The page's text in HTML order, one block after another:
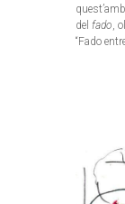
del fado ,
“Fado